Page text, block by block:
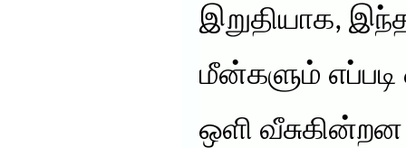
இறுதியாக,
மீன்களும்
ஒளி